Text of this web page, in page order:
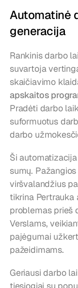
Automatinė
generacija
Rankinis darbo
suvartoja
skaičiavimo
apskaitos
Pradėti darbo
suformuotus
darbo
Ši
sumų.
viršvalandžius
tikrina
problemas prieš
Verslams,
pajėgumai
pažeidimams.
Geriausi darbo
tiesiogiai su